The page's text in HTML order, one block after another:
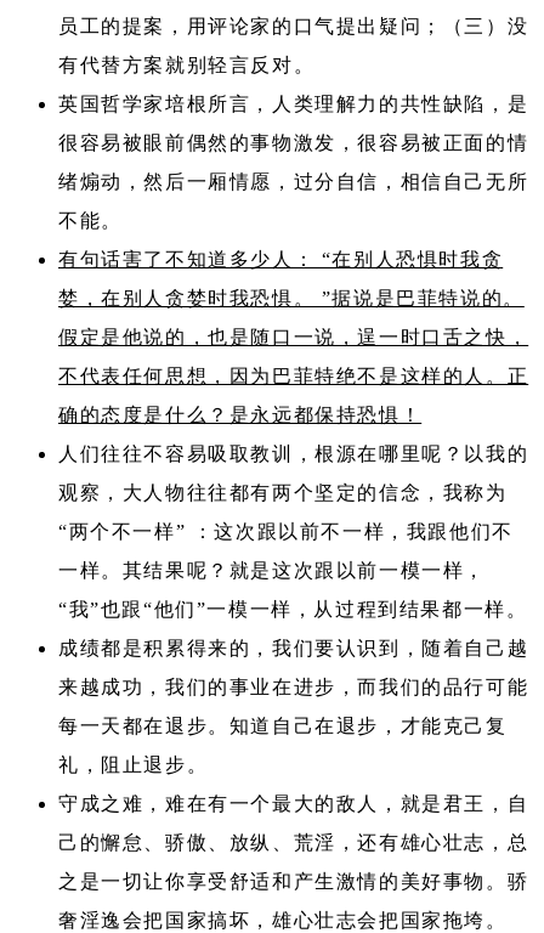
员工的提案，用评论家的口气提出疑问；（三）没
有代替方案就别轻言反对。
英国哲学家培根所言，人类理解力的共性缺陷，是
很容易被眼前偶然的事物激发，很容易被正面的情
绪煽动，然后一厢情愿，过分自信，相信自己无所
不能。
有句话害了不知道多少人： “在别人恐惧时我贪
婪，在别人贪婪时我恐惧。 ”据说是巴菲特说的。
假定是他说的，也是随口一说，逞一时口舌之快，
不代表任何思想，因为巴菲特绝不是这样的人。正
确的态度是什么？是永远都保持恐惧！
人们往往不容易吸取教训，根源在哪里呢？以我的
观察，大人物往往都有两个坚定的信念，我称为
“两个不一样” ：这次跟以前不一样，我跟他们不
一样。其结果呢？就是这次跟以前一模一样，
“我”也跟“他们”一模一样，从过程到结果都一样。
成绩都是积累得来的，我们要认识到，随着自己越
来越成功，我们的事业在进步，而我们的品行可能
每一天都在退步。知道自己在退步，才能克己复
礼，阻止退步。
守成之难，难在有一个最大的敌人，就是君王，自
己的懈怠、骄傲、放纵、荒淫，还有雄心壮志，总
之是一切让你享受舒适和产生激情的美好事物。骄
奢淫逸会把国家搞坏，雄心壮志会把国家拖垮。